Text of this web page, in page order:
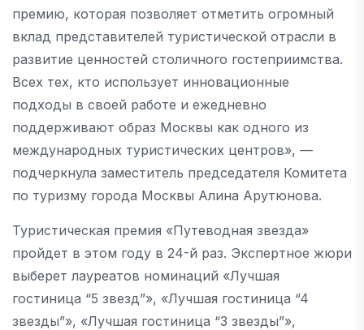
премию, которая позволяет отметить огромный
вклад представителей туристической отрасли в
развитие ценностей столичного гостеприимства.
Всех тех, кто использует инновационные
подходы в своей работе и ежедневно
поддерживают образ Москвы как одного из
международных туристических центров», —
подчеркнула заместитель председателя Комитета
по туризму города Москвы Алина Арутюнова.
Туристическая премия «Путеводная звезда»
пройдет в этом году в 24-й раз. Экспертное жюри
выберет лауреатов номинаций «Лучшая
гостиница “5 звезд”», «Лучшая гостиница “4
звезды”», «Лучшая гостиница “3 звезды”»,